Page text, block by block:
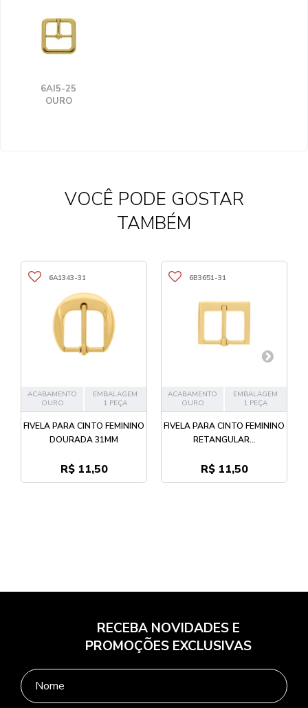
6AI5-25
OURO
VOCÊ PODE GOSTAR
TAMBÉM
6A1343-31
ACABAMENTO
OURO
EMBALAGEM
1 PEÇA
FIVELA PARA CINTO FEMININO
DOURADA 31MM
R$ 11,50
6B3651-31
ACABAMENTO
OURO
EMBALAGEM
1 PEÇA
FIVELA PARA CINTO FEMININO
RETANGULAR...
R$ 11,50
RECEBA NOVIDADES E
PROMOÇÕES EXCLUSIVAS